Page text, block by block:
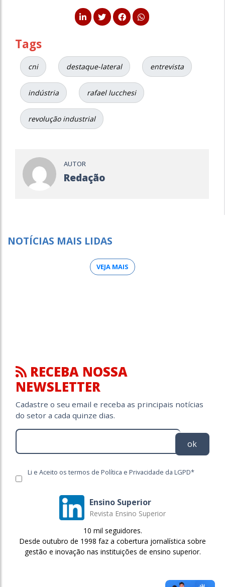
Tags
cni destaque-lateral entrevista
indústria rafael lucchesi
revolução industrial
AUTOR
Redação
NOTÍCIAS MAIS LIDAS
VEJA MAIS
RECEBA NOSSA
NEWSLETTER
Cadastre o seu email e receba as principais notícias
do setor a cada quinze dias.
ok
Li e Aceito os termos de Política e Privacidade da LGPD*
Ensino Superior
Revista Ensino Superior
10 mil seguidores.
Desde outubro de 1998 faz a cobertura jornalística sobre
gestão e inovação nas instituições de ensino superior.